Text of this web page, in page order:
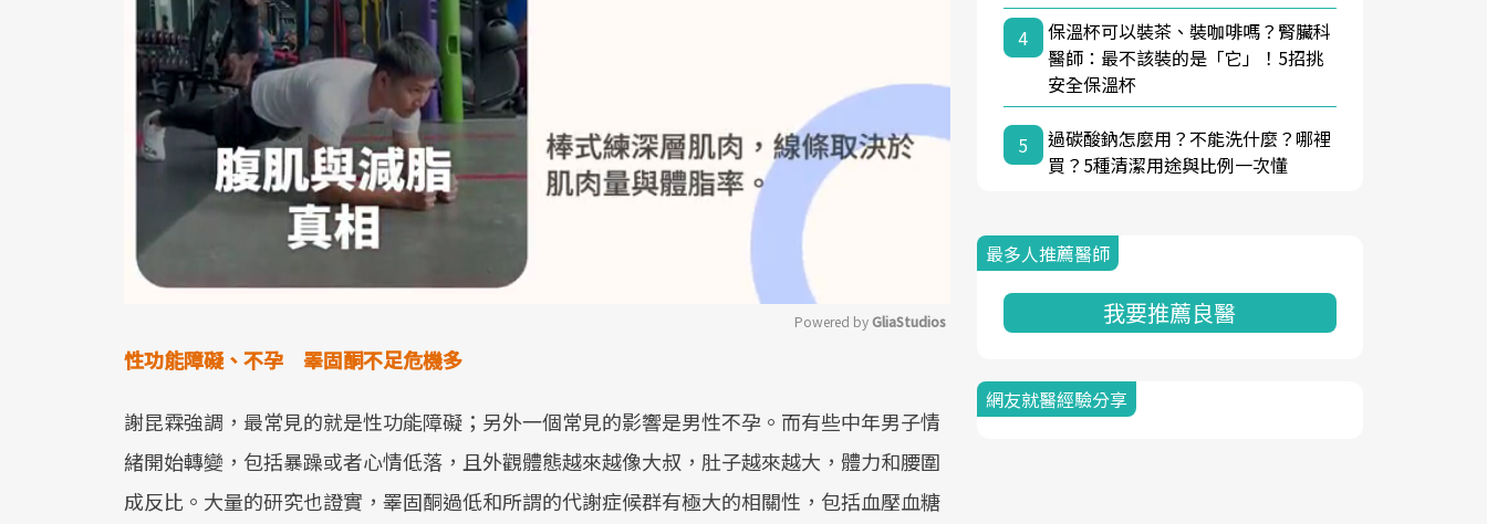
Powered by GliaStudios
性功能障礙、不孕 睪固酮不足危機多
謝昆霖強調，最常見的就是性功能障礙；另外一個常見的影響是男性不孕。而有些中年男子情
緒開始轉變，包括暴躁或者心情低落，且外觀體態越來越像大叔，肚子越來越大，體力和腰圍
成反比。大量的研究也證實，睪固酮過低和所謂的代謝症候群有極大的相關性，包括血壓血糖
4
保溫杯可以裝茶、裝咖啡嗎？腎臟科
醫師：最不該裝的是「它」！5招挑
安全保溫杯
5
過碳酸鈉怎麼用？不能洗什麼？哪裡
買？5種清潔用途與比例一次懂
最多人推薦醫師
我要推薦良醫
網友就醫經驗分享